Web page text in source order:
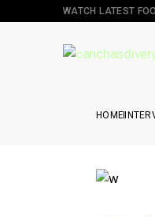
WATCH LATEST
HOME